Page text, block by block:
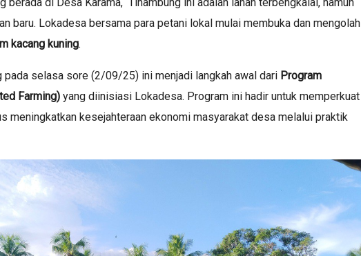
baru. Lokadesa bersama para petani lokal mulai membuka dan mengolah
kacang kuning.
pada selasa sore (2/09/25) ini menjadi langkah awal dari Program
Farming) yang diinisiasi Lokadesa. Program ini hadir untuk memperkuat
meningkatkan kesejahteraan ekonomi masyarakat desa melalui praktik